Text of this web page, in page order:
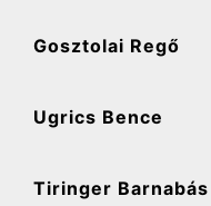
Gosztolai Regő
Ugrics Bence
Tiringer Barnabás